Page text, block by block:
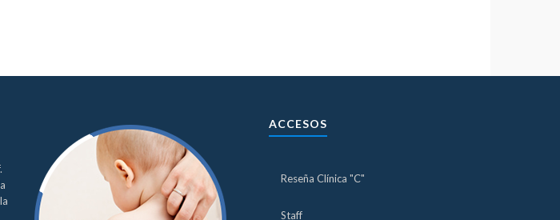
ACCESOS
Reseña Clínica "C"
Staff